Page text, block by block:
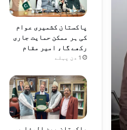
پاکستان کشمیری عوام
کی ہر ممکن حمایت جاری
رکھے گا، امیر مقام
1 دن پہلے